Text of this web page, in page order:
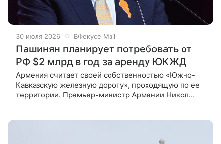
30 июля 2026 ВФокусе Mail
Пашинян планирует потребовать от
РФ $2 млрд в год за аренду ЮКЖД
Армения считает своей собственностью «Южно-
Кавказскую железную дорогу», проходящую по ее
территории. Премьер-министр Армении Никол